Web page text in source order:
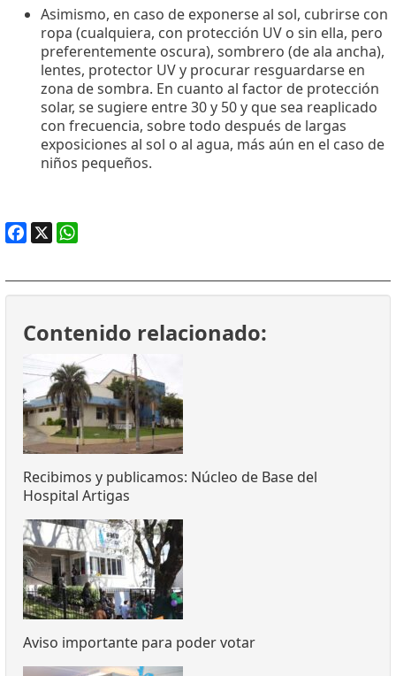
Asimismo, en caso de exponerse al sol, cubrirse con
ropa (cualquiera, con protección UV o sin ella, pero
preferentemente oscura), sombrero (de ala ancha),
lentes, protector UV y procurar resguardarse en
zona de sombra. En cuanto al factor de protección
solar, se sugiere entre 30 y 50 y que sea reaplicado
con frecuencia, sobre todo después de largas
exposiciones al sol o al agua, más aún en el caso de
niños pequeños.
Contenido relacionado:
Recibimos y publicamos: Núcleo de Base del
Hospital Artigas
Aviso importante para poder votar